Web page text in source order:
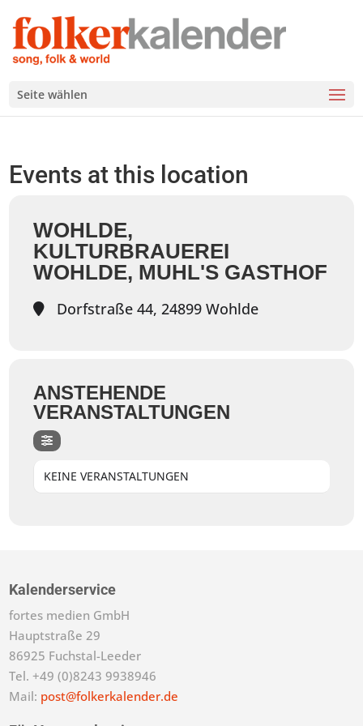
Seite wählen
Events at this location
WOHLDE,
KULTURBRAUEREI
WOHLDE, MUHL'S GASTHOF
Dorfstraße 44, 24899 Wohlde
ANSTEHENDE
VERANSTALTUNGEN
KEINE VERANSTALTUNGEN
Kalenderservice
fortes medien GmbH
Hauptstraße 29
86925 Fuchstal-Leeder
Tel. +49 (0)8243 9938946
Mail: post@folkerkalender.de